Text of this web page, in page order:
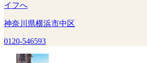
イフへ
神奈川県横浜市中区
0120-546593